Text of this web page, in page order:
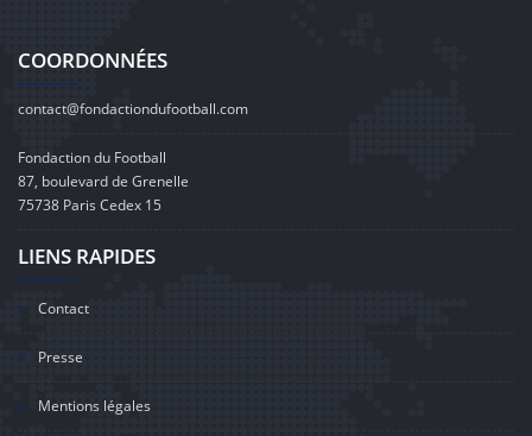
COORDONNÉES
contact@fondactiondufootball.com
Fondaction du Football
87, boulevard de Grenelle
75738 Paris Cedex 15
LIENS RAPIDES
Contact
Presse
Mentions légales